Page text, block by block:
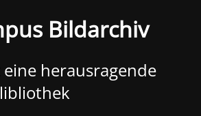
Bildarchiv
herausragende